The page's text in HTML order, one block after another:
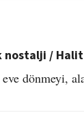
/ Halit
dönmeyi,